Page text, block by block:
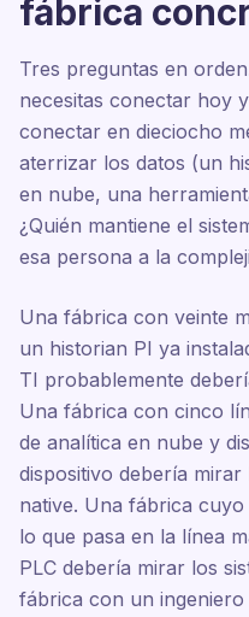
fábrica
Tres preguntas en
necesitas conectar hoy
conectar en dieciocho
aterrizar los datos (un
en nube, una
¿Quién mantiene el
esa persona a la
Una fábrica con veinte
un historian PI ya
TI probablemente
Una fábrica con cinco
de analítica en nube y
dispositivo debería
native. Una fábrica
lo que pasa en la línea
PLC debería mirar los
fábrica con un